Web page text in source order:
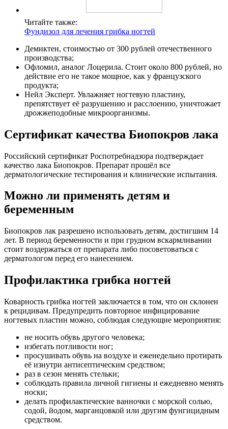
Читайте также:
Фундизол для лечения грибка ногтей
Демиктен, стоимостью от 300 рублей отечественного
производства;
Офломил, аналог Лоцерила. Стоит около 800 рублей, но
действие его не такое мощное, как у французского
продукта;
Нейл Эксперт. Увлажняет ногтевую пластину,
препятствует её разрушению и расслоению, уничтожает
дрожжеподобные микроорганизмы.
Сертификат качества Биопокров лака
Российский сертификат Роспотребнадзора подтверждает
качество лака Биопокров. Препарат прошёл все
дерматологические тестирования и клинические испытания.
Можно ли применять детям и
беременным
Биопокров лак разрешено использовать детям, достигшим 14
лет. В период беременности и при грудном вскармливании
стоит воздержаться от препарата либо посоветоваться с
дерматологом перед его нанесением.
Профилактика грибка ногтей
Коварность грибка ногтей заключается в том, что он склонен
к рецидивам. Предупредить повторное инфицирование
ногтевых пластин можно, соблюдая следующие мероприятия:
не носить обувь другого человека;
избегать потливости ног;
просушивать обувь на воздухе и еженедельно протирать
её изнутри антисептическим средством;
раз в сезон менять стельки;
соблюдать правила личной гигиены и ежедневно менять
носки;
делать профилактические ванночки с морской солью,
содой, йодом, марганцовкой или другим фунгицидным
средством.